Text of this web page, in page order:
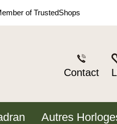
of TrustedShops
Contact
Autres